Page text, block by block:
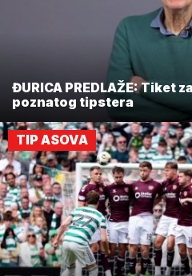
ĐURICA PREDLAŽE: Tiket
poznatog tipstera
TIP ASOVA